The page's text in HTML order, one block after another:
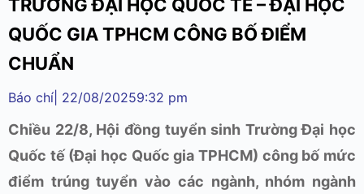
TRƯỜNG ĐẠI HỌC QUỐC TẾ – ĐẠI HỌC
QUỐC GIA TPHCM CÔNG BỐ ĐIỂM
CHUẨN
Báo chí 22/08/20259:32 pm
Chiều 22/8, Hội đồng tuyển sinh Trường Đại học
Quốc tế (Đại học Quốc gia TPHCM) công bố mức
điểm trúng tuyển vào các ngành, nhóm ngành